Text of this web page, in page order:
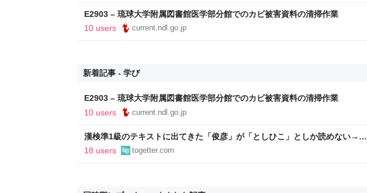
E2903 – 琉球大学附属図書館医学部分館でのカビ被害資料の清掃作業
10 users
current.ndl.go.jp
新着記事 - 学び
E2903 – 琉球大学附属図書館医学部分館でのカビ被害資料の清掃作業
10 users
current.ndl.go.jp
漢検準1級のテキストに出てきた「俊彦」が「としひこ」としか読めない→脳
内に登場する、選び抜かれた俊彦たち
18 users togetter.com